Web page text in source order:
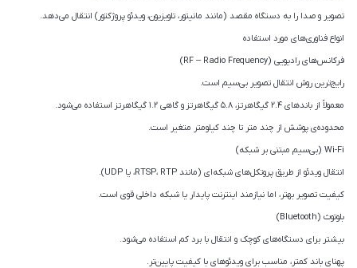
تصویر و صدا را به دستگاه مقصد (مانند مانیتور، تلویزیون، ویدئو پروژکتور) انتقال می‌دهد.
انواع فناوری‌های مورد استفاده
فرکانس‌های رادیویی (RF – Radio Frequency)
رایج‌ترین روش انتقال تصویر بی‌سیم است.
معمولاً از باندهای ۲.۴ گیگاهرتز، ۵.۸ گیگاهرتز و گاهی ۱.۲ گیگاهرتز استفاده می‌شود.
محدوده‌ی پوشش از چند متر تا چند کیلومتر متغیر است.
Wi-Fi (بی‌سیم مبتنی بر شبکه)
انتقال ویدئو از طریق پروتکل‌های شبکه‌ای (مانند RTSP، RTP، یا UDP).
کیفیت تصویر بهتر، اما نیازمند اینترنت پایدار یا شبکه داخلی قوی است.
بلوتوث (Bluetooth)
بیشتر برای دستگاه‌های کوچک و انتقال با برد کم استفاده می‌شود.
پهنای باند کمتر، مناسب برای ویدئوهای با کیفیت پایین‌تر.